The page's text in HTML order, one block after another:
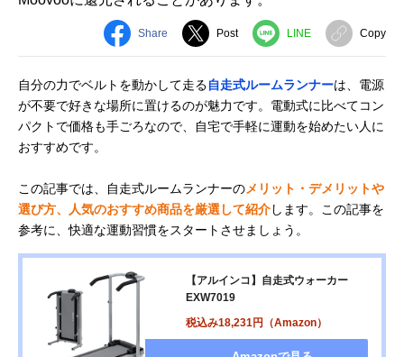
Share Post LINE Copy
自分の力でベルトを動かして走る自走式ルームランナーは、電源
が不要で好きな場所に置けるのが魅力です。電動式に比べてコン
パクトで価格も手ごろなので、自宅で手軽に運動を始めたい人に
おすすめです。
この記事では、自走式ルームランナーのメリット・デメリットや
選び方、人気のおすすめ商品を厳選して紹介します。この記事を
参考に、快適な運動習慣をスタートさせましょう。
【アルインコ】自走式ウォーカー
EXW7019
税込み18,231円（Amazon）